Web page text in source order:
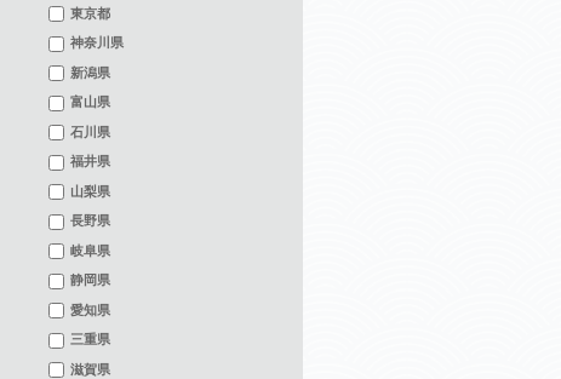
東京都
神奈川県
新潟県
富山県
石川県
福井県
山梨県
長野県
岐阜県
静岡県
愛知県
三重県
滋賀県